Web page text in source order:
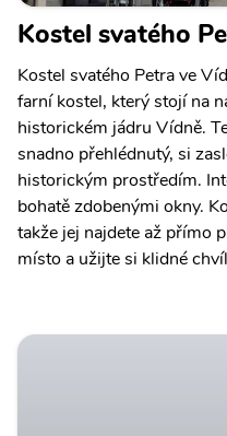
Kostel svatého
Kostel svatého Petra ve
farní kostel, který stojí na
historickém jádru Vídně.
snadno přehlédnutý, si
historickým prostředím.
bohatě zdobenými okny.
takže jej najdete až přímo
místo a užijte si klidné